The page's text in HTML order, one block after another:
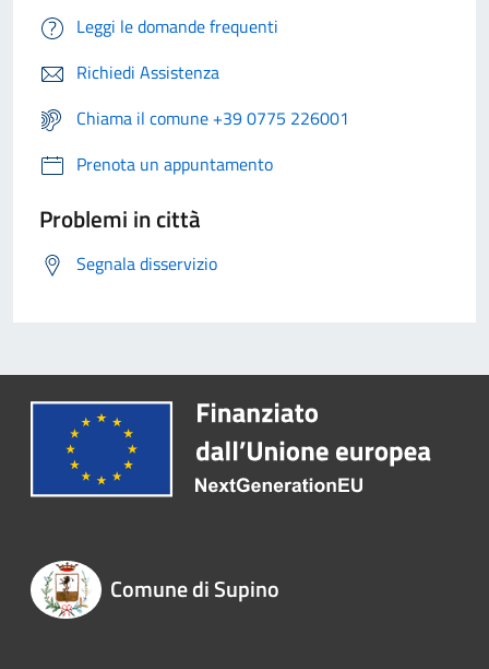
Leggi le domande frequenti
Richiedi Assistenza
Chiama il comune +39 0775 226001
Prenota un appuntamento
Problemi in città
Segnala disservizio
Comune di Supino